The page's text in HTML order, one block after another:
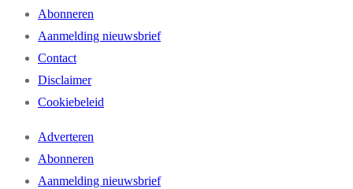
Abonneren
Aanmelding nieuwsbrief
Contact
Disclaimer
Cookiebeleid
Adverteren
Abonneren
Aanmelding nieuwsbrief